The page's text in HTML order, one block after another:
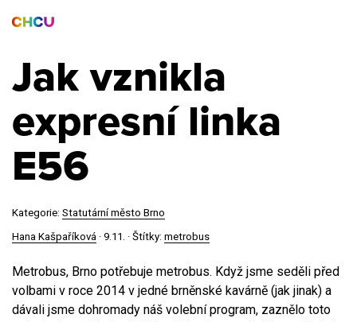
Jak vznikla
expresní linka
E56
Kategorie: Statutární město Brno
Hana Kašpaříková · 9.11. · Štítky: metrobus
Metrobus, Brno potřebuje metrobus. Když jsme seděli před
volbami v roce 2014 v jedné brněnské kavárně (jak jinak) a
dávali jsme dohromady náš volební program, zaznělo toto